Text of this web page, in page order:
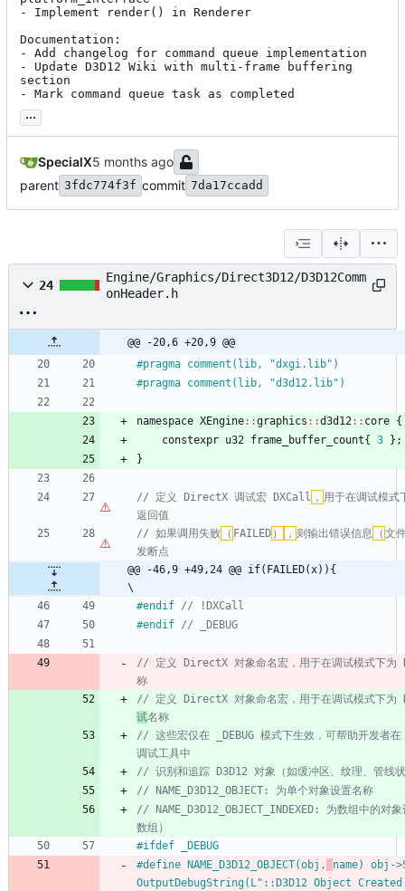
- Implement render() in Renderer
Documentation:
- Add changelog for command queue implementation
- Update D3D12 Wiki with multi-frame buffering
section
- Mark command queue task as completed
...
SpecialX
parent 3fdc774f3f commit 7da17ccadd
24
Engine/Graphics/Direct3D12/D3D12Comm
onHeader.h
@@ -20,6 +20,9 @@
#pragma comment(lib, "dxgi.lib")
#pragma comment(lib, "d3d12.lib")
namespace XEngine: :graphics : :d3d12: : core {
constexpr u32 frame_buffer_count{ 3 } ;
}
// 定义 DirectX 调试宏 DXCall ， 用于在调试模
// 如果调用失败
（ FAILED ） ， 则输出错误信息 （ 文
@@ -46,9 +49,24 @@ if(FAILED(x)){
\
#endif
#endif
// 定义 DirectX 对象命名宏，用于在调试模式下
// 定义 DirectX 对象命名宏，用于在调试模式下
试
// 这些宏仅在 _DEBUG 模式下生效，可帮助开发者
// NAME_D3D12_OBJECT_INDEXED: 为数组中的对
#ifdef _DEBUG
#define NAME_D3D12_OBJECT(obj,
name) obj-
OutputDebugString(L"::D3D12 Object